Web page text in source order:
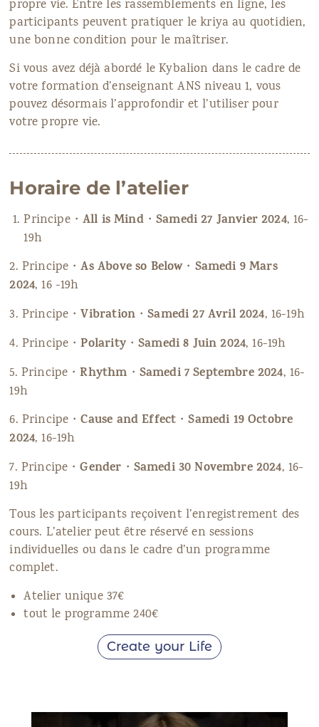
propre vie. Entre les rassemblements en ligne, les
participants peuvent pratiquer le kriya au quotidien,
une bonne condition pour le maîtriser.
Si vous avez déjà abordé le Kybalion dans le cadre de
votre formation d’enseignant ANS niveau 1, vous
pouvez désormais l’approfondir et l’utiliser pour
votre propre vie.
Horaire de l’atelier
Principe・ All is Mind・Samedi 27 Janvier 2024, 16-
19h
2. Principe・As Above so Below・ Samedi 9 Mars
2024, 16 -19h
3. Principe・Vibration ・Samedi27 Avril 2024, 16-19h
4. Principe・Polarity・Samedi8 Juin 2024, 16-19h
5. Principe・Rhythm ・ Samedi7 Septembre 2024, 16-
19h
6. Principe・Cause and Effect ・Samedi 19 Octobre
2024, 16-19h
7. Principe・Gender ・ Samedi30 Novembre 2024, 16-
19h
Tous les participants reçoivent l’enregistrement des
cours. L’atelier peut être réservé en sessions
individuelles ou dans le cadre d’un programme
complet.
Atelier unique 37€
tout le programme 240€
Create your Life